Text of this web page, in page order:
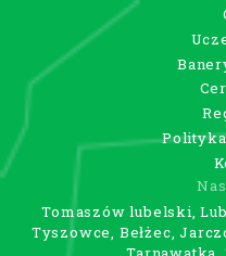
Tomaszów lubelski,
Tyszowce, Bełżec,